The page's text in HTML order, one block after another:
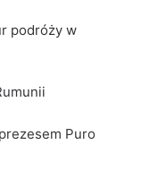
podróży w
Puro